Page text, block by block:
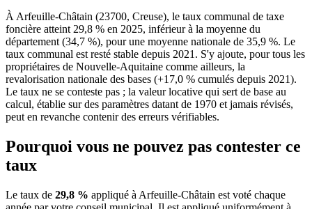
À Arfeuille-Châtain (23700, Creuse), le taux communal de taxe
foncière atteint 29,8 % en 2025, inférieur à la moyenne du
département (34,7 %), pour une moyenne nationale de 35,9 %. Le
taux communal est resté stable depuis 2021. S'y ajoute, pour tous les
propriétaires de Nouvelle-Aquitaine comme ailleurs, la
revalorisation nationale des bases (+17,0 % cumulés depuis 2021).
Le taux ne se conteste pas ; la valeur locative qui sert de base au
calcul, établie sur des paramètres datant de 1970 et jamais révisés,
peut en revanche contenir des erreurs vérifiables.
Pourquoi vous ne pouvez pas contester ce
taux
Le taux de 29,8 % appliqué à Arfeuille-Châtain est voté chaque